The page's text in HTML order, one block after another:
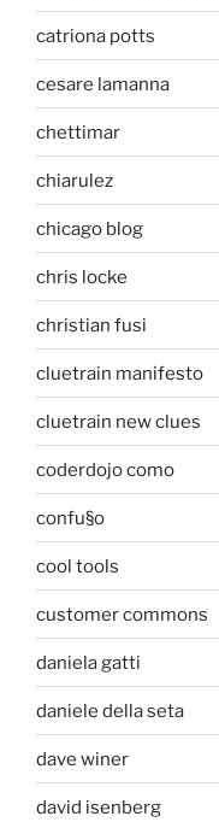
catriona potts
cesare lamanna
chettimar
chiarulez
chicago blog
chris locke
christian fusi
cluetrain manifesto
cluetrain new clues
coderdojo como
confu§o
cool tools
customer commons
daniela gatti
daniele della seta
dave winer
david isenberg